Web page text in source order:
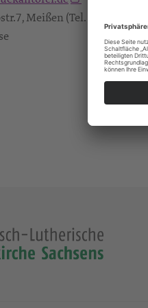
Meißen (Tel. 03521